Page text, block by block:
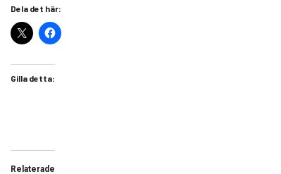
Dela det här:
Gilla detta:
Relaterade